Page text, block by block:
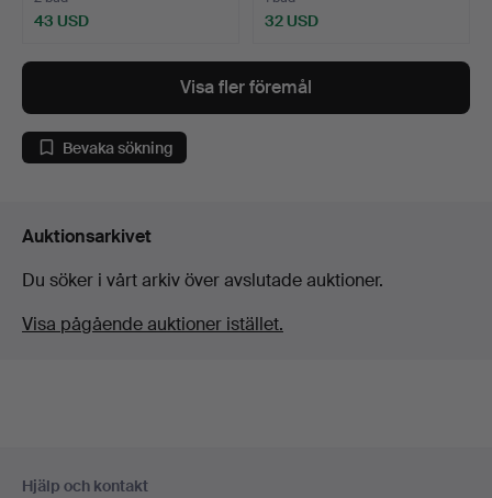
43 USD 32 USD
Visa fler föremål
Bevaka sökning
Auktionsarkivet
Du söker i vårt arkiv över avslutade auktioner.
Visa pågående auktioner istället.
Hjälp och kontakt